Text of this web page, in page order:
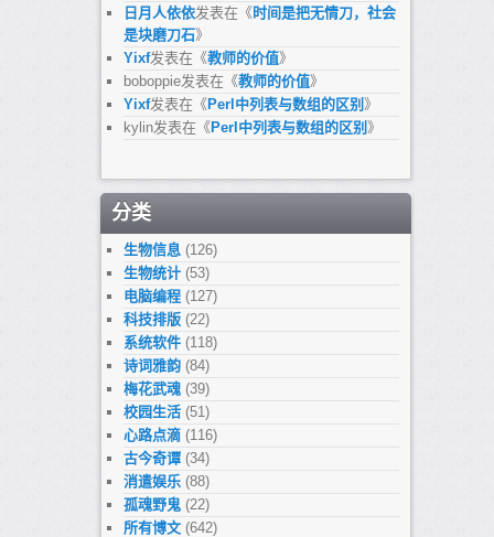
日月人依依发表在《 时间是把无情刀，社会
是块磨刀石》
Yixf发表在《教师的价值》
boboppie发表在《教师的价值》
Yixf发表在《 Perl中列表与数组的区别 》
kylin发表在《 Perl中列表与数组的区别 》
分类
生物信息 (126)
生物统计(53)
电脑编程(127)
科技排版(22)
系统软件(118)
诗词雅韵(84)
梅花武魂(39)
校园生活(51)
心路点滴(116)
古今奇谭(34)
消遣娱乐(88)
孤魂野鬼 (22)
所有博文(642)